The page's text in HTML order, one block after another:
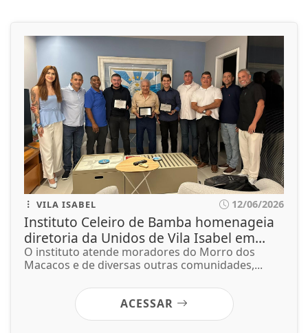
VILA ISABEL 12/06/2026
Instituto Celeiro de Bamba homenageia
diretoria da Unidos de Vila Isabel em...
O instituto atende moradores do Morro dos
Macacos e de diversas outras comunidades,...
ACESSAR